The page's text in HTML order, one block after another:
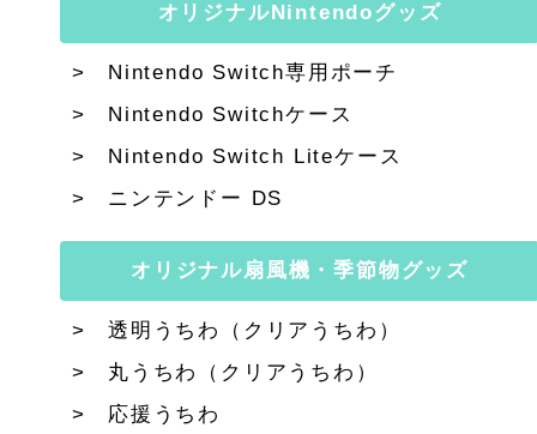
オリジナルNintendoグッズ
Nintendo Switch専用ポーチ
Nintendo Switchケース
Nintendo Switch Liteケース
ニンテンドー DS
オリジナル扇風機・季節物グッズ
透明うちわ（クリアうちわ）
丸うちわ（クリアうちわ）
応援うちわ